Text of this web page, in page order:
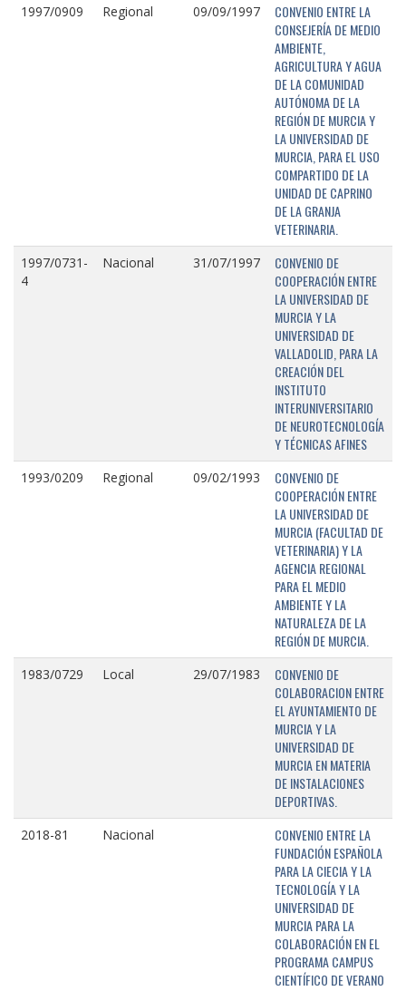
1997/0909 Regional 09/09/1997
CONVENIO ENTRE LA
CONSEJERÍA DE MEDIO
AMBIENTE,
AGRICULTURA Y AGUA
DE LA COMUNIDAD
AUTÓNOMA DE LA
REGIÓN DE MURCIA Y
LA UNIVERSIDAD DE
MURCIA, PARA EL USO
COMPARTIDO DE LA
UNIDAD DE CAPRINO
DE LA GRANJA
VETERINARIA.
1997/0731-
4
Nacional 31/07/1997
CONVENIO DE
COOPERACIÓN ENTRE
LA UNIVERSIDAD DE
MURCIA Y LA
UNIVERSIDAD DE
VALLADOLID, PARA LA
CREACIÓN DEL
INSTITUTO
INTERUNIVERSITARIO
DE NEUROTECNOLOGÍA
Y TÉCNICAS AFINES
1993/0209 Regional 09/02/1993
CONVENIO DE
COOPERACIÓN ENTRE
LA UNIVERSIDAD DE
MURCIA (FACULTAD DE
VETERINARIA) Y LA
AGENCIA REGIONAL
PARA EL MEDIO
AMBIENTE Y LA
NATURALEZA DE LA
REGIÓN DE MURCIA.
1983/0729 Local 29/07/1983
CONVENIO DE
COLABORACION ENTRE
EL AYUNTAMIENTO DE
MURCIA Y LA
UNIVERSIDAD DE
MURCIA EN MATERIA
DE INSTALACIONES
DEPORTIVAS.
2018-81 Nacional
CONVENIO ENTRE LA
FUNDACIÓN ESPAÑOLA
PARA LA CIECIA Y LA
TECNOLOGÍA Y LA
UNIVERSIDAD DE
MURCIA PARA LA
COLABORACIÓN EN EL
PROGRAMA CAMPUS
CIENTÍFICO DE VERANO